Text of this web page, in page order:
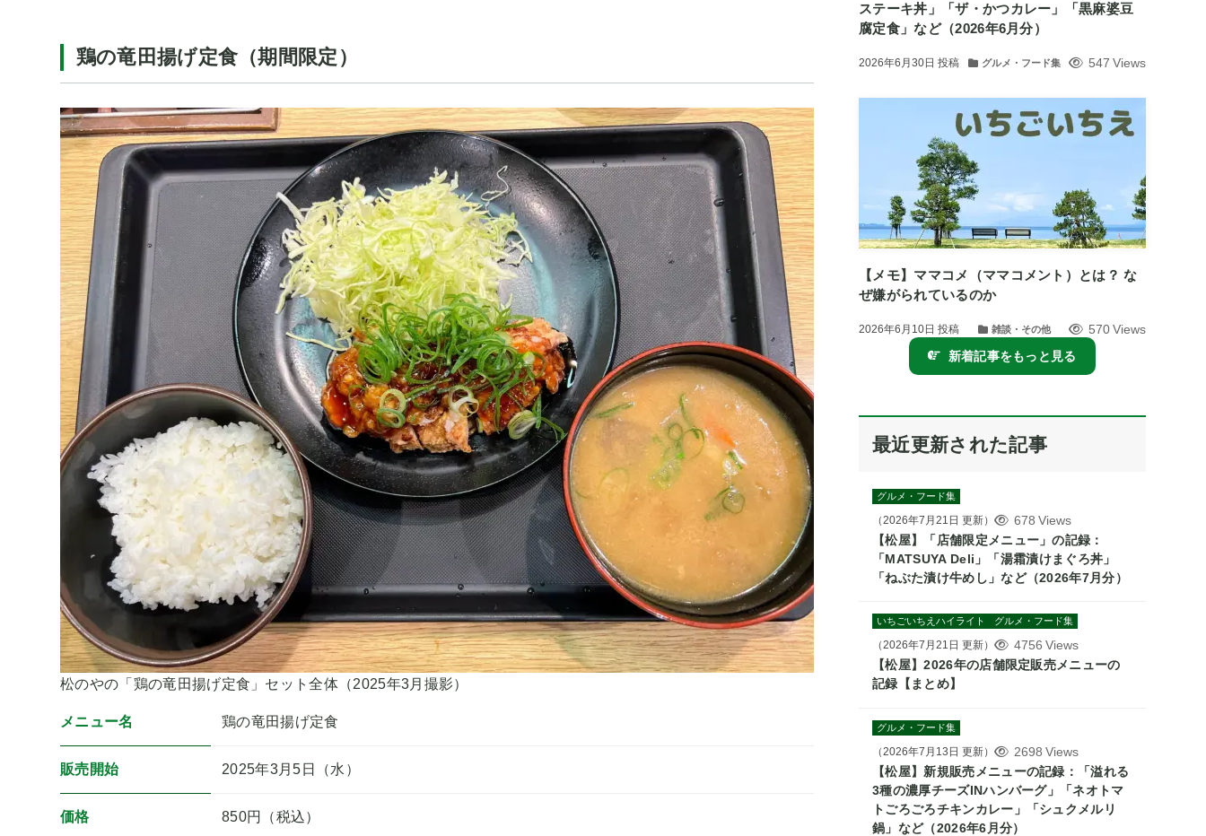
鶏の竜田揚げ定食（期間限定）
松のやの「鶏の竜田揚げ定食」セット全体（2025年3月撮影）
メニュー名 鶏の竜田揚げ定食
販売開始 2025年3月5日（水）
価格 850円（税込）
ステーキ丼」「ザ・かつカレー」「黒麻婆豆
腐定食」など（2026年6月分）
2026年6月30日 投稿 グルメ・フード集 547 Views
【メモ】ママコメ（ママコメント）とは？ な
ぜ嫌がられているのか
2026年6月10日 投稿 雑談・その他
570 Views
新着記事をもっと見る
最近更新された記事
グルメ・フード集
（2026年7月21日 更新）
678 Views
【松屋】「店舗限定メニュー」の記録：
「MATSUYA Deli」「湯霜漬けまぐろ丼」
「ねぶた漬け牛めし」など（2026年7月分）
いちごいちえハイライト グルメ・フード集
（2026年7月21日 更新）
4756 Views
【松屋】2026年の店舗限定販売メニューの
記録【まとめ】
グルメ・フード集
（2026年7月13日 更新）
2698 Views
【松屋】新規販売メニューの記録：「溢れる
3種の濃厚チーズINハンバーグ」「ネオトマ
トごろごろチキンカレー」「シュクメルリ
鍋」など（2026年6月分）